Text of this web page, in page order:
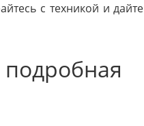
с техникой и дайте